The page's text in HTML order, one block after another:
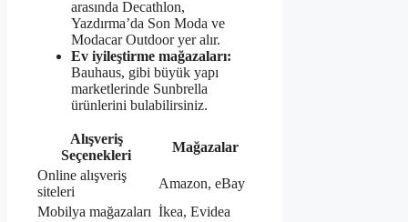
arasında Decathlon,
Yazdırma’da Son Moda ve
Modacar Outdoor yer alır.
Ev iyileştirme mağazaları:
Bauhaus, gibi büyük yapı
marketlerinde Sunbrella
ürünlerini bulabilirsiniz.
Alışveriş
Seçenekleri
Mağazalar
Online alışveriş
siteleri
Amazon, eBay
Mobilya mağazaları İkea, Evidea